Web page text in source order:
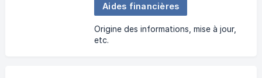
Aides financières
Origine des informations, mise à jour,
etc.